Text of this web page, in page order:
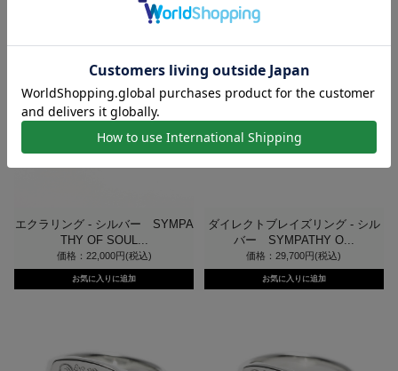
エクラリング - シルバー SYMPA
THY OF SOUL...
価格：22,000円(税込)
ダイレクトブレイズリング - シル
バー SYMPATHY O...
価格：29,700円(税込)